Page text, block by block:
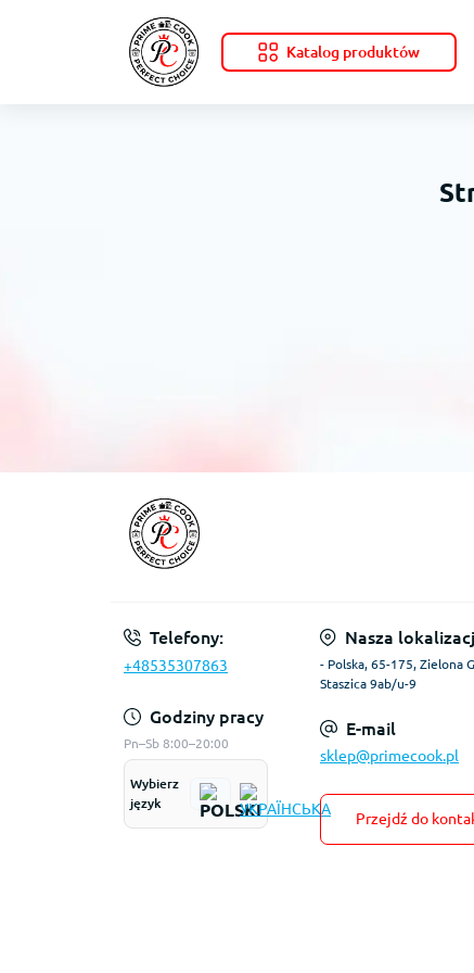
Katalog produktów
Telefony:
+48535307863
Godziny pracy
Pn–Sb 8:00–20:00
Wybierz
język
Nasza
- Polska, 65-175, Zielona
Staszica 9ab/u-9
E-mail
sklep@primecook.pl
Przejdź do